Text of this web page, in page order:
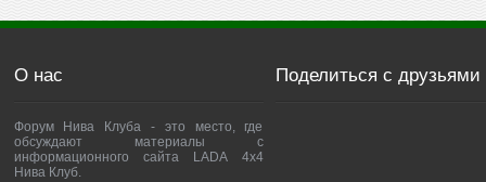
О нас
Форум Нива Клуба - это место, где
обсуждают материалы с
информационного сайта LADA 4x4
Нива Клуб.
Поделиться с друзьями